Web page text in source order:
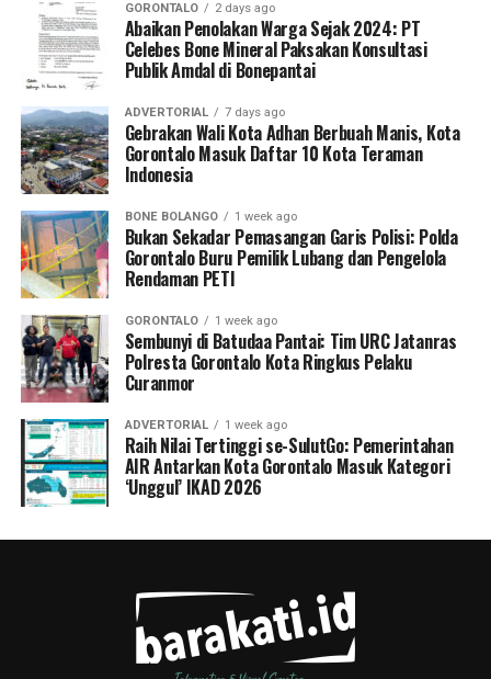
GORONTALO 2 days ago
Abaikan Penolakan Warga Sejak 2024: PT
Celebes Bone Mineral Paksakan Konsultasi
Publik Amdal di Bonepantai
ADVERTORIAL 7 days ago
Gebrakan Wali Kota Adhan Berbuah Manis, Kota
Gorontalo Masuk Daftar 10 Kota Teraman
Indonesia
BONE BOLANGO 1 week ago
Bukan Sekadar Pemasangan Garis Polisi: Polda
Gorontalo Buru Pemilik Lubang dan Pengelola
Rendaman PETI
GORONTALO 1 week ago
Sembunyi di Batudaa Pantai: Tim URC Jatanras
Polresta Gorontalo Kota Ringkus Pelaku
Curanmor
ADVERTORIAL 1 week ago
Raih Nilai Tertinggi se-SulutGo: Pemerintahan
AIR Antarkan Kota Gorontalo Masuk Kategori
‘Unggul’ IKAD 2026